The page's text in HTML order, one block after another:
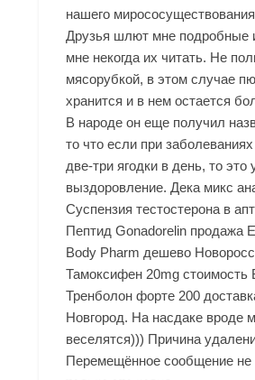
нашего
Друзья шлют мне подробные
мне некогда их читать. Не
мясорубкой, в этом случае
хранится и в нем остается
В народе он еще получил
то что если при
две-три ягодки в день, то это
выздоровление. Дека микс
Суспензия тестостерона в
Пептид Gonadorelin продажа
Body Pharm дешево
Тамоксифен 20mg стоимость
Тренболон форте 200
Новгород. На насдаке вроде
веселятся))) Причина
Перемещённое сообщение не